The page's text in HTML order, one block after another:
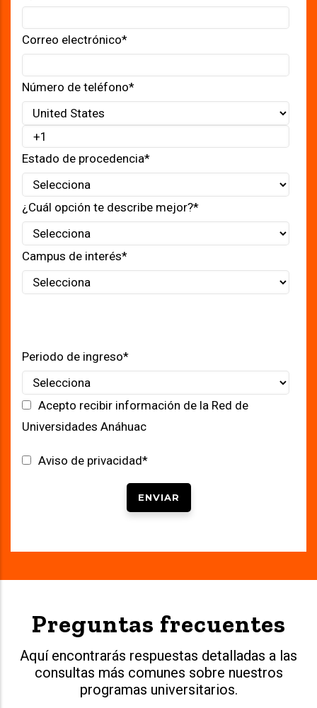
Correo electrónico*
Número de teléfono*
Estado de procedencia*
¿Cuál opción te describe mejor?*
Campus de interés*
Periodo de ingreso*
Acepto recibir información de la Red de
Universidades Anáhuac
Aviso de privacidad*
Preguntas frecuentes
Aquí encontrarás respuestas detalladas a las
consultas más comunes sobre nuestros
programas universitarios.